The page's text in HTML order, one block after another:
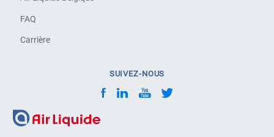
FAQ
Carrière
SUIVEZ-NOUS